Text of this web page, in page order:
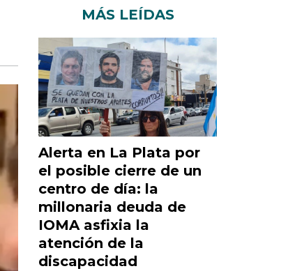
MÁS LEÍDAS
Alerta en La Plata por
el posible cierre de un
centro de día: la
millonaria deuda de
IOMA asfixia la
atención de la
discapacidad